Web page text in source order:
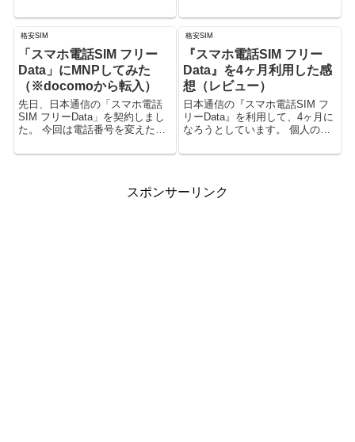
「@i.softbank.ne.jp」といった携
帯会社（キャリア）が提供して
いるメールサービスのこと。 ス
マートフォンが幅広い層にま
で...
格安SIM
「スマホ電話SIM フリー
Data」にMNPしてみた
（※docomoから転入）
先日、日本通信の「スマホ電話
SIM フリーData」を契約しまし
た。 今回は電話番号を変えたく
て、docomoから転入する形にし
格安SIM
『スマホ電話SIM フリー
Data』を4ヶ月利用した感
想（レビュー）
日本通信の『スマホ電話SIM フ
リーData』を利用して、4ヶ月に
なろうとしています。 個人の感
た感想を書きたいと思います。
スポンサーリンク